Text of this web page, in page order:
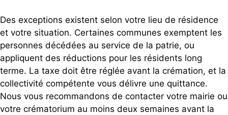
Des exceptions existent selon votre lieu de résidence
et votre situation. Certaines communes exemptent les
personnes décédées au service de la patrie, ou
appliquent des réductions pour les résidents long
terme. La taxe doit être réglée avant la crémation, et la
collectivité compétente vous délivre une quittance.
Nous vous recommandons de contacter votre mairie ou
votre crématorium au moins deux semaines avant la